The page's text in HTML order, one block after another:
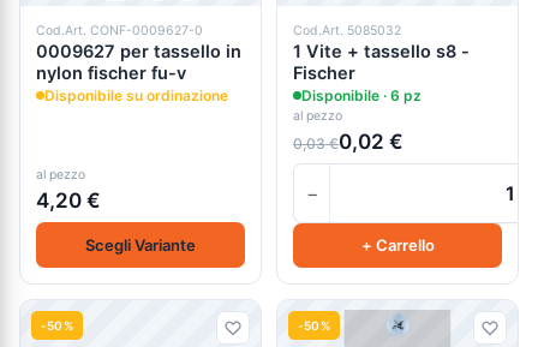
Cod.Art. CONF-0009627-0
0009627 per tassello in
nylon fischer fu-v
Disponibile su ordinazione
al pezzo
4,20 €
Scegli Variante
Cod.Art. 5085032
1 Vite + tassello s8 -
Fischer
Disponibile · 6 pz
al pezzo
0,03 €0,02 €
−
+ Carrello
-50% -50%